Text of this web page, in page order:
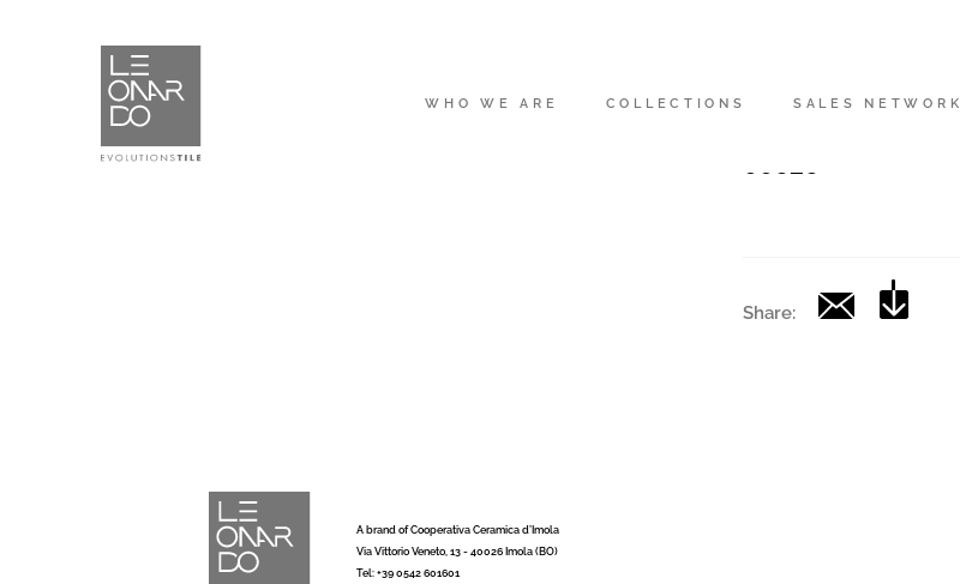
WHO WE ARE COLLECTIONS SALES NETWORK
00626
Share:
A brand of Cooperativa Ceramica d’Imola
Via Vittorio Veneto, 13 - 40026 Imola (BO)
Tel: +39 0542 601601